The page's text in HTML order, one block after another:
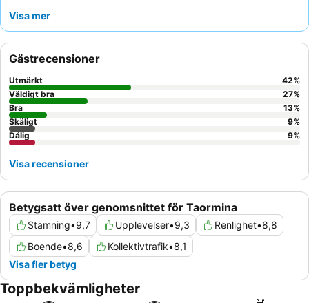
vänliga personalen, och
upplevelse, överväg att be om ett rum på en högre våning eller
mot trädgården.
Visa mer
Betygsatt över genomsnittet för Taormina
Stämning•9,7 Upplevelser•9,3 Renlighet•8,8
Boende•8,6 Kollektivtrafik•8,1
Visa fler betyg
Gästrecensioner
Utmärkt 42%
Väldigt bra
27%
Bra
13%
Skäligt
9%
Dålig
9%
Visa recensioner
Toppbekvämligheter